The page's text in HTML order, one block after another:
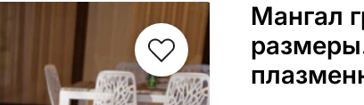
Мангал